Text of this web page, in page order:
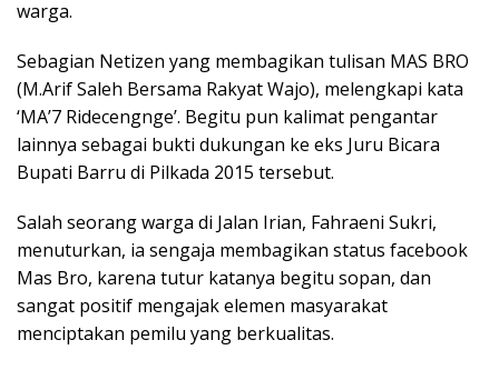
warga.
Sebagian Netizen yang membagikan tulisan MAS BRO
(M.Arif Saleh Bersama Rakyat Wajo), melengkapi kata
‘MA’7 Ridecengnge’. Begitu pun kalimat pengantar
lainnya sebagai bukti dukungan ke eks Juru Bicara
Bupati Barru di Pilkada 2015 tersebut.
Salah seorang warga di Jalan Irian, Fahraeni Sukri,
menuturkan, ia sengaja membagikan status facebook
Mas Bro, karena tutur katanya begitu sopan, dan
sangat positif mengajak elemen masyarakat
menciptakan pemilu yang berkualitas.